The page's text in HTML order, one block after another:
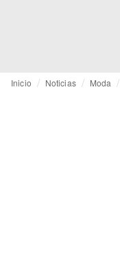
Inicio Noticias Moda